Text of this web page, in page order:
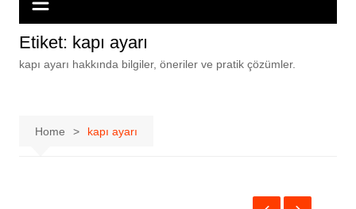
Etiket: kapı ayarı
kapı ayarı hakkında bilgiler, öneriler ve pratik çözümler.
Home kapı ayarı